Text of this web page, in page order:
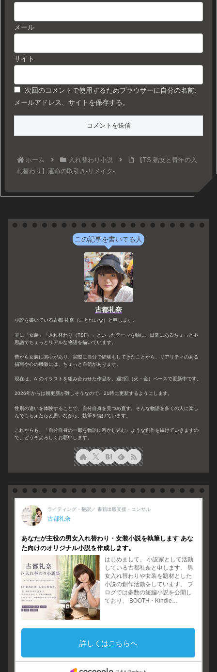
メール
サイト
次回のコメントで使用するためブラウザーに自分の名前、
メールアドレス、サイトを保存する。
ホーム 入れ替わり小説
【TS 熟女と青年の入
れ替わり】運命の取引き-リメイク-
この記事を書いてる人
古都礼奈
小説を書いている古都 礼奈（ことれいな）と申します。
主に「女装」「入れ替わり（TSF）」といったテーマを軸に、日常にあるちょっと不
思議でちょっとリアルな物語を描いています。
昔から女装に関心があり、実際に自分で経験もしてきたことから、リアリティのある
描写や心の機微には、ちょっと自信があります。
現在は、AIのイラストを組み合わせた作品を、週2回（火・金）ペースで更新中です。
2026年からは朝更新が難しそうなので、21時に更新するようにします。
性別の違いを体験することで、自分自身を見つめ直す。そんな物語を多くの人に楽し
んでもらえたらと思いながら、執筆を続けています。
これからも、「自分自身の一部を物語に溶かし込む」ような創作を続けていきますの
で、どうぞよろしくお願いします。